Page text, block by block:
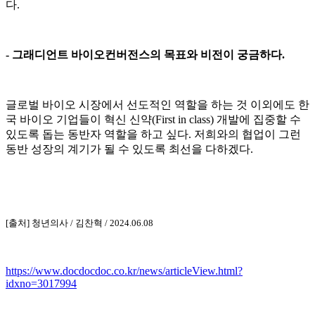
다.
- 그래디언트 바이오컨버전스의 목표와 비전이 궁금하다.
글로벌 바이오 시장에서 선도적인 역할을 하는 것 이외에도 한
국 바이오 기업들이 혁신 신약(First in class) 개발에 집중할 수
있도록 돕는 동반자 역할을 하고 싶다. 저희와의 협업이 그런
동반 성장의 계기가 될 수 있도록 최선을 다하겠다.
[출처] 청년의사 / 김찬혁 / 2024.06.08
https://www.docdocdoc.co.kr/news/articleView.html?
idxno=3017994